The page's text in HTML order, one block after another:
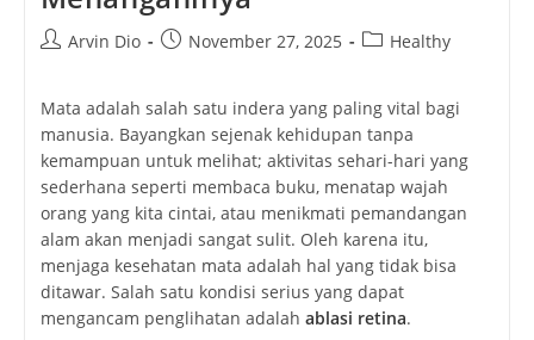
PostArvin Dio
PostNovember 27, 2025
PostHealthy
Mata adalah salah satu indera yang paling vital bagi
manusia. Bayangkan sejenak kehidupan tanpa
kemampuan untuk melihat; aktivitas sehari-hari yang
sederhana seperti membaca buku, menatap wajah
orang yang kita cintai, atau menikmati pemandangan
alam akan menjadi sangat sulit. Oleh karena itu,
menjaga kesehatan mata adalah hal yang tidak bisa
ditawar. Salah satu kondisi serius yang dapat
mengancam penglihatan adalah ablasi retina.